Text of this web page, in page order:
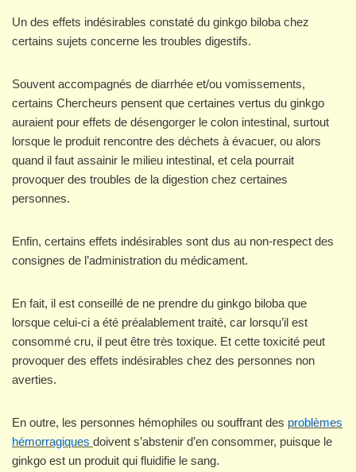
Un des effets indésirables constaté du ginkgo biloba chez
certains sujets concerne les troubles digestifs.
Souvent accompagnés de diarrhée et/ou vomissements,
certains Chercheurs pensent que certaines vertus du ginkgo
auraient pour effets de désengorger le colon intestinal, surtout
lorsque le produit rencontre des déchets à évacuer, ou alors
quand il faut assainir le milieu intestinal, et cela pourrait
provoquer des troubles de la digestion chez certaines
personnes.
Enfin, certains effets indésirables sont dus au non-respect des
consignes de l’administration du médicament.
En fait, il est conseillé de ne prendre du ginkgo biloba que
lorsque celui-ci a été préalablement traité, car lorsqu’il est
consommé cru, il peut être très toxique. Et cette toxicité peut
provoquer des effets indésirables chez des personnes non
averties.
En outre, les personnes hémophiles ou souffrant des problèmes
hémorragiques doivent s’abstenir d’en consommer, puisque le
ginkgo est un produit qui fluidifie le sang.